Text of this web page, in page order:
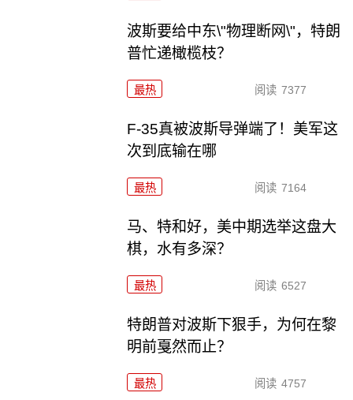
波斯要给中东\"物理断网\"，特朗
普忙递橄榄枝？
最热 阅读 7377
F-35真被波斯导弹端了！美军这
次到底输在哪
最热 阅读 7164
马、特和好，美中期选举这盘大
棋，水有多深？
最热 阅读 6527
特朗普对波斯下狠手，为何在黎
明前戛然而止？
最热 阅读 4757